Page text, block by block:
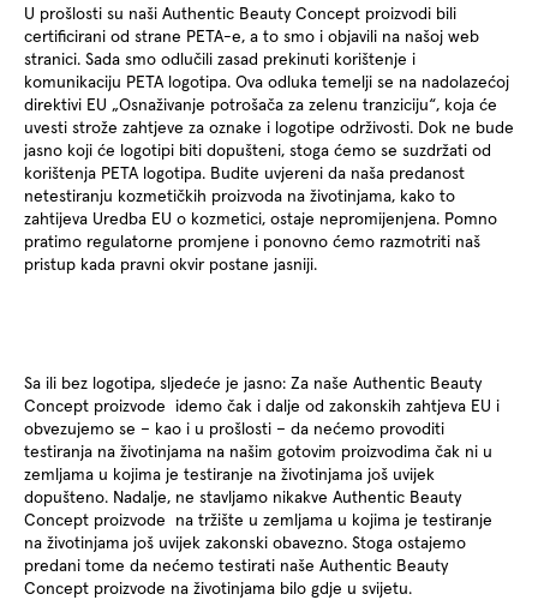
U prošlosti su naši Authentic Beauty Concept proizvodi bili
certificirani od strane PETA-e, a to smo i objavili na našoj web
stranici. Sada smo odlučili zasad prekinuti korištenje i
komunikaciju PETA logotipa. Ova odluka temelji se na nadolazećoj
direktivi EU „Osnaživanje potrošača za zelenu tranziciju“, koja će
uvesti strože zahtjeve za oznake i logotipe održivosti. Dok ne bude
jasno koji će logotipi biti dopušteni, stoga ćemo se suzdržati od
korištenja PETA logotipa. Budite uvjereni da naša predanost
netestiranju kozmetičkih proizvoda na životinjama, kako to
zahtijeva Uredba EU o kozmetici, ostaje nepromijenjena. Pomno
pratimo regulatorne promjene i ponovno ćemo razmotriti naš
pristup kada pravni okvir postane jasniji.
Sa ili bez logotipa, sljedeće je jasno: Za naše Authentic Beauty
Concept proizvode idemo čak i dalje od zakonskih zahtjeva EU i
obvezujemo se – kao i u prošlosti – da nećemo provoditi
testiranja na životinjama na našim gotovim proizvodima čak ni u
zemljama u kojima je testiranje na životinjama još uvijek
dopušteno. Nadalje, ne stavljamo nikakve Authentic Beauty
Concept proizvode na tržište u zemljama u kojima je testiranje
na životinjama još uvijek zakonski obavezno. Stoga ostajemo
predani tome da nećemo testirati naše Authentic Beauty
Concept proizvode na životinjama bilo gdje u svijetu.